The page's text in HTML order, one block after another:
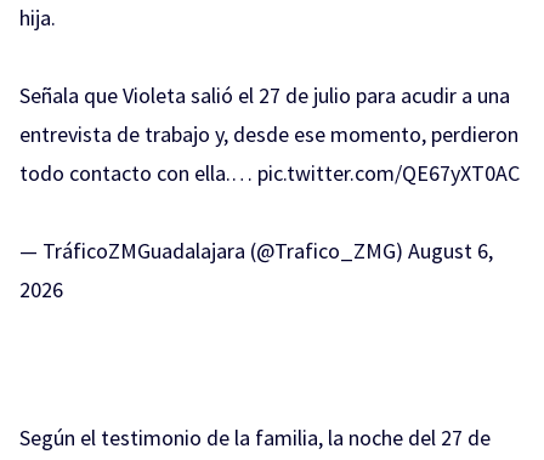
hija.
Señala que Violeta salió el 27 de julio para acudir a una
entrevista de trabajo y, desde ese momento, perdieron
todo contacto con ella.… pic.twitter.com/QE67yXT0AC
— TráficoZMGuadalajara (@Trafico_ZMG) August 6,
2026
Según el testimonio de la familia, la noche del 27 de